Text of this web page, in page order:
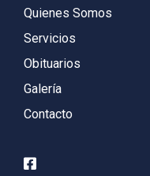
Quienes Somos
Servicios
Obituarios
Galería
Contacto